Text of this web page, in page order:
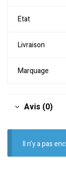
Etat
Livraison
Marquage
Avis (0)
Il n’y a pas